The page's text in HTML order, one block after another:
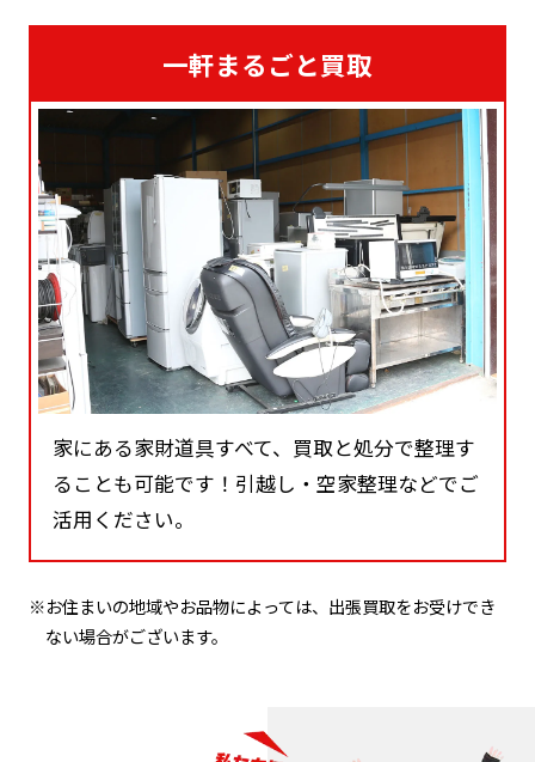
一軒まるごと買取
家にある家財道具すべて、買取と処分で整理す
ることも可能です！引越し・空家整理などでご
活用ください。
※お住まいの地域やお品物によっては、出張買取をお受けでき
ない場合がございます。